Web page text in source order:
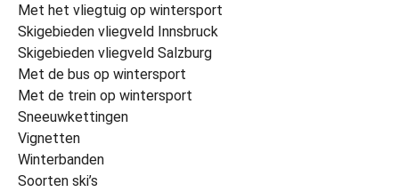
Met het vliegtuig op wintersport
Skigebieden vliegveld Innsbruck
Skigebieden vliegveld Salzburg
Met de bus op wintersport
Met de trein op wintersport
Sneeuwkettingen
Vignetten
Winterbanden
Soorten ski’s